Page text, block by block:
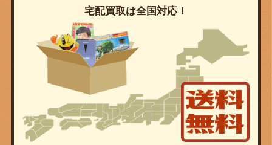
宅配買取は全国対応！